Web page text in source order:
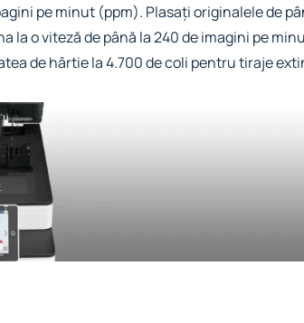
pe minut (ppm). Plasați originalele de
la o viteză de până la 240 de imagini pe
de hârtie la 4.700 de coli pentru tiraje